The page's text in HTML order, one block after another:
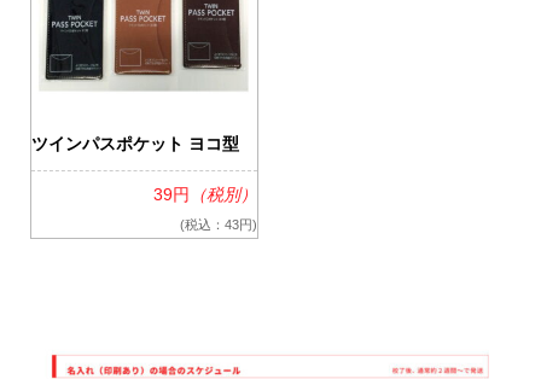
ツインパスポケット ヨコ型
39円 （税別）
(税込：43円)